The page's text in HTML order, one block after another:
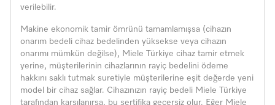
verilebilir.
Makine ekonomik tamir ömrünü tamamlamışsa (cihazın
onarım bedeli cihaz bedelinden yüksekse veya cihazın
onarımı mümkün değilse), Miele Türkiye cihaz tamir etmek
yerine, müşterilerinin cihazlarının rayiç bedelini ödeme
hakkını saklı tutmak suretiyle müşterilerine eşit değerde yeni
model bir cihaz sağlar. Cihazınızın rayiç bedeli Miele Türkiye
tarafından karşılanırsa, bu sertifika geçersiz olur. Eğer Miele